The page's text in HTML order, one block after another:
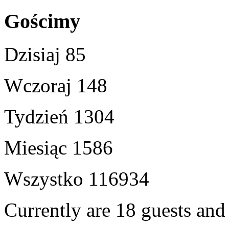
Gościmy
Dzisiaj 85
Wczoraj 148
Tydzień 1304
Miesiąc 1586
Wszystko 116934
Currently are 18 guests